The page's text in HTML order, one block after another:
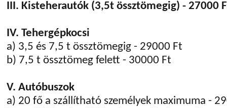
III. Kisteherautók (3,5t össztömegig) - 27000
IV. Tehergépkocsi
a) 3,5 és 7,5 t össztömegig - 29000 Ft
b) 7,5 t össztömeg felett - 30000 Ft
V. Autóbuszok
a) 20 fő a szállítható személyek maximuma -